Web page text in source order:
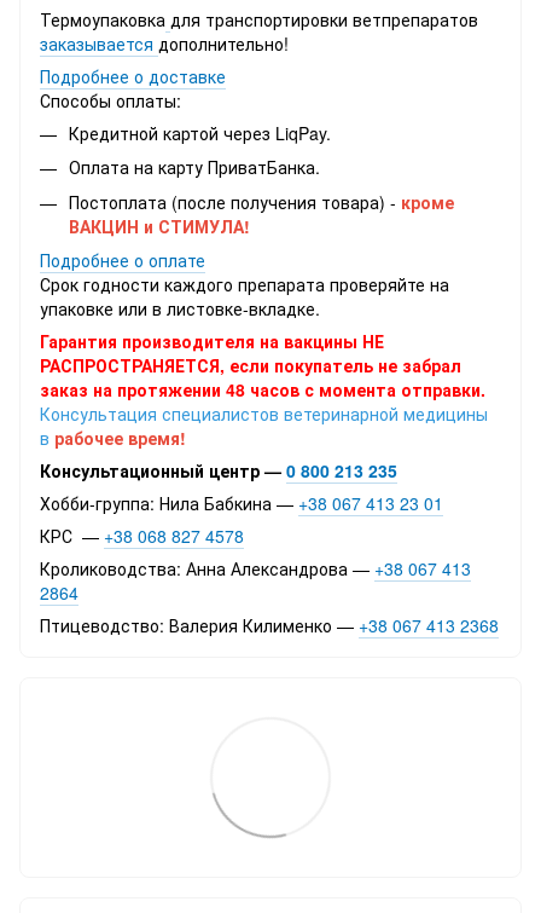
Термоупаковка для транспортировки ветпрепаратов
заказывается дополнительно!
Подробнее о доставке
Способы оплаты:
Кредитной картой через LiqPay.
Оплата на карту ПриватБанка.
Постоплата (после получения товара) - кроме
ВАКЦИН и СТИМУЛА!
Подробнее о оплате
Срок годности каждого препарата проверяйте на
упаковке или в листовке-вкладке.
Гарантия производителя на вакцины НЕ
РАСПРОСТРАНЯЕТСЯ, если покупатель не забрал
заказ на протяжении 48 часов с момента отправки.
Консультация специалистов ветеринарной медицины
в рабочее время!
Консультационный центр — 0 800 213 235
Хобби-группа: Нила Бабкина — +38 067 413 23 01
КРС — +38 068 827 4578
Кролиководства: Анна Александрова — +38 067 413
2864
Птицеводство: Валерия Килименко — +38 067 413 2368